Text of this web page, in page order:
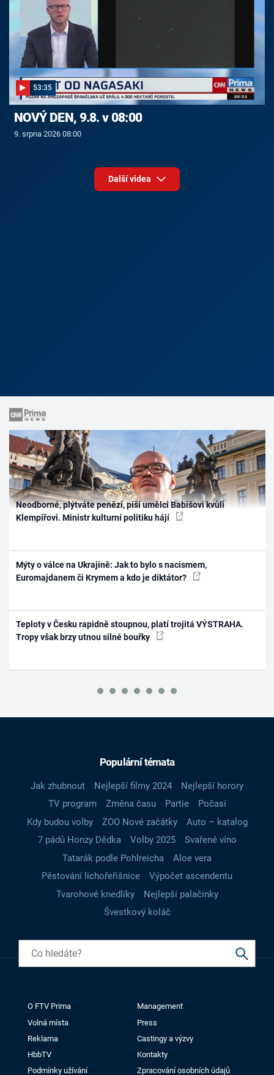
53:35
NOVÝ DEN, 9.8. v 08:00
9. srpna 2026 08:00
Další videa
Neodborné, plýtváte penězi, píší umělci Babišovi kvůli
Klempířovi. Ministr kulturní politiku hájí
Mýty o válce na Ukrajině: Jak to bylo s nacismem,
Euromajdanem či Krymem a kdo je diktátor?
Teploty v Česku rapidně stoupnou, platí trojitá VÝSTRAHA.
Tropy však brzy utnou silné bouřky
Populární témata
Jak zhubnout Nejlepší filmy 2024
Nejlepší horory
TV program
Změna času Partie
Počasí
Kdy budou volby
ZOO Nové začátky
Auto – katalog
7 pádů Honzy Dědka
Volby 2025
Svařené víno
Tatarák podle Pohlreicha
Aloe vera
Pěstování lichořeřišnice
Výpočet ascendentu
Tvarohové knedlíky
Nejlepší palačinky
Švestkový koláč
O FTV Prima
Management
Volná místa
Press
Reklama
Castingy a výzvy
HbbTV
Kontakty
Podmínky užívání
Zpracování osobních údajů